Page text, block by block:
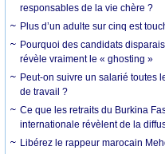
responsables de la vie chère ?
Plus d’un adulte sur cinq est
Pourquoi des candidats
révèle vraiment le « ghosting »
Peut-on suivre un salarié toutes
de travail ?
Ce que les retraits du Burkina
internationale révèlent de la
Libérez le rappeur marocain